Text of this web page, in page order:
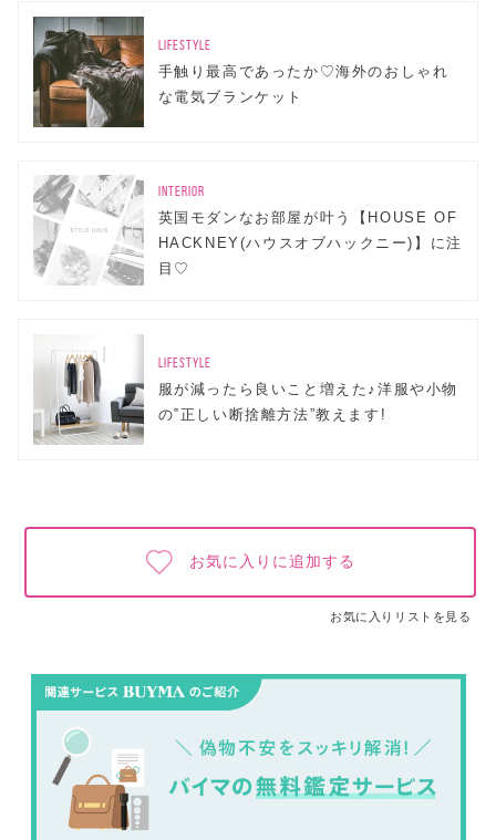
LIFESTYLE
手触り最高であったか♡海外のおしゃれ
な電気ブランケット
INTERIOR
英国モダンなお部屋が叶う【HOUSE OF
HACKNEY(ハウスオブハックニー)】に注
目♡
LIFESTYLE
服が減ったら良いこと増えた♪洋服や小物
の‟正しい断捨離方法”教えます!
お気に入りに追加する
お気に入りリストを見る